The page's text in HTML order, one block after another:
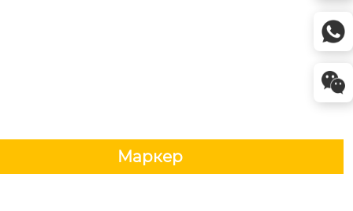
Маркер